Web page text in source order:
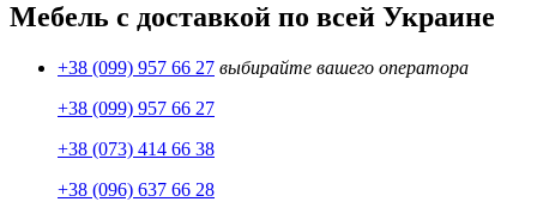
Мебель с доставкой по всей Украине
+38 (099) 957 66 27 выбирайте вашего оператора
+38 (099) 957 66 27
+38 (073) 414 66 38
+38 (096) 637 66 28